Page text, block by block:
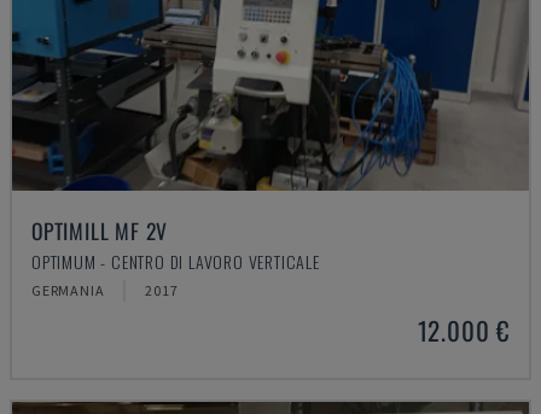
OPTIMILL MF 2V
OPTIMUM - CENTRO DI LAVORO VERTICALE
GERMANIA 2017
12.000 €